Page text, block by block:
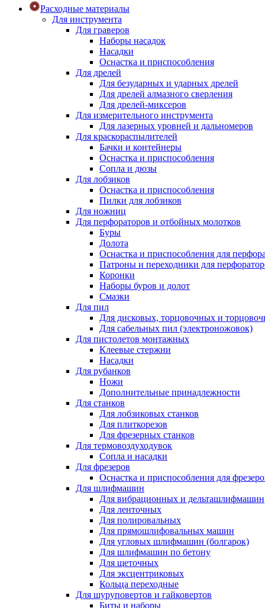
Расходные материалы
Для инструмента
Для граверов
Наборы насадок
Насадки
Оснастка и приспособления
Для дрелей
Для безударных и ударных дрелей
Для дрелей алмазного сверления
Для дрелей-миксеров
Для измерительного инструмента
Для лазерных уровней и дальномеров
Для краскораспылителей
Бачки и контейнеры
Оснастка и приспособления
Сопла и дюзы
Для лобзиков
Оснастка и приспособления
Пилки для лобзиков
Для ножниц
Для перфораторов и отбойных молотков
Буры
Долота
Оснастка и приспособления для
Патроны и переходники для
Коронки
Наборы буров и долот
Смазки
Для пил
Для дисковых, торцовочных и
Для сабельных пил (электроножовок)
Для пистолетов монтажных
Клеевые стержни
Насадки
Для рубанков
Ножи
Дополнительные принадлежности
Для станков
Для лобзиковых станков
Для плиткорезов
Для фрезерных станков
Для термовоздуходувок
Сопла и насадки
Для фрезеров
Оснастка и приспособления для
Для шлифмашин
Для вибрационных и дельташлифмашин
Для ленточных
Для полировальных
Для прямошлифовальных машин
Для угловых шлифмашин (болгарок)
Для шлифмашин по бетону
Для щеточных
Для эксцентриковых
Кольца переходные
Для шуруповертов и гайковертов
Биты и наборы